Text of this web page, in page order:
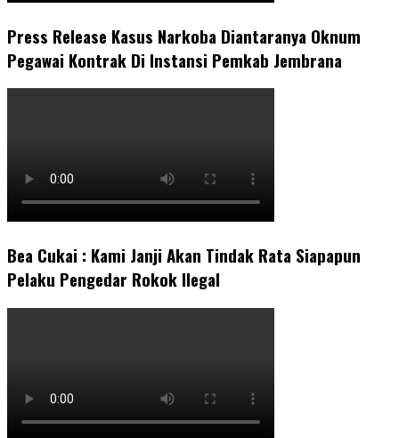
Press Release Kasus Narkoba Diantaranya Oknum
Pegawai Kontrak Di Instansi Pemkab Jembrana
Bea Cukai : Kami Janji Akan Tindak Rata Siapapun
Pelaku Pengedar Rokok Ilegal